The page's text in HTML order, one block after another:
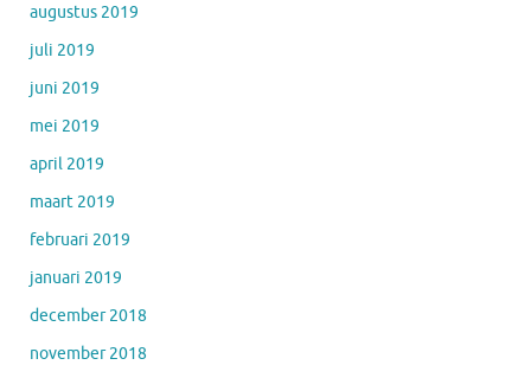
augustus 2019
juli 2019
juni 2019
mei 2019
april 2019
maart 2019
februari 2019
januari 2019
december 2018
november 2018